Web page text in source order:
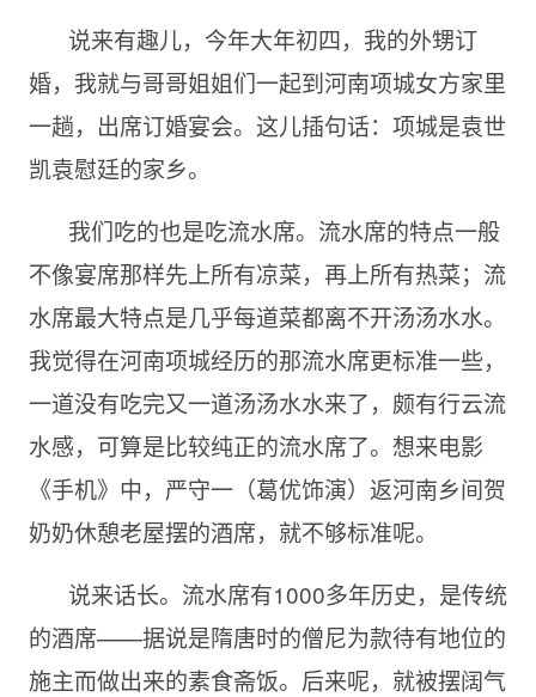
说来有趣儿，今年大年初四，我的外甥订
婚，我就与哥哥姐姐们一起到河南项城女方家里
一趟，出席订婚宴会。这儿插句话：项城是袁世
凯袁慰廷的家乡。
我们吃的也是吃流水席。流水席的特点一般
不像宴席那样先上所有凉菜，再上所有热菜；流
水席最大特点是几乎每道菜都离不开汤汤水水。
我觉得在河南项城经历的那流水席更标准一些，
一道没有吃完又一道汤汤水水来了，颇有行云流
水感，可算是比较纯正的流水席了。想来电影
《手机》中，严守一（葛优饰演）返河南乡间贺
奶奶休憩老屋摆的酒席，就不够标准呢。
说来话长。流水席有1000多年历史，是传统
的酒席——据说是隋唐时的僧尼为款待有地位的
施主而做出来的素食斋饭。后来呢，就被摆阔气